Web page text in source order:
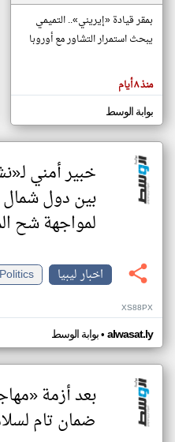
المقالات
الموجوده
هنا عن
وجهة
نظر
كاتبيها.
بمقر قيادة «إيريني».. التميمي
يبحث استمرار التشاور مع أوروبا
منذ ٨ أيام
بوابة الوسط
خبير أمني
بين دول شمال
لمواجهة شح
اخبار ليبيا
Politics
XS88PX
بوابة الوسط• alwasat.ly
بعد أزمة
ضمان تام